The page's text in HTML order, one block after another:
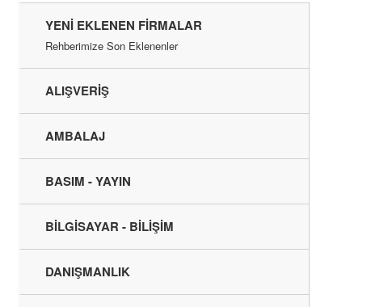
YENI EKLENEN FIRMALAR
Rehberimize Son Eklenenler
ALIŞVERİŞ
AMBALAJ
BASIM - YAYIN
BİLGİSAYAR - BİLİŞİM
DANIŞMANLIK